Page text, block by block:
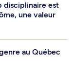
disciplinaire est
une valeur
au Québec